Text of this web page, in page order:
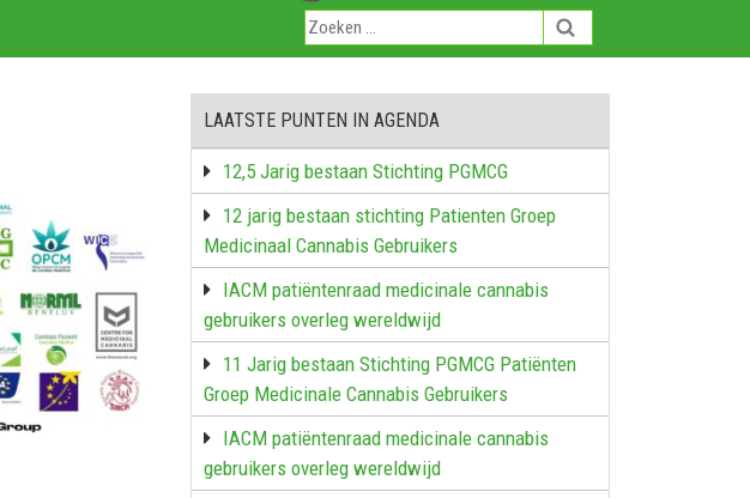
LAATSTE PUNTEN IN AGENDA
12,5 Jarig bestaan Stichting PGMCG
12 jarig bestaan stichting Patienten Groep
Medicinaal Cannabis Gebruikers
IACM patiëntenraad medicinale cannabis
gebruikers overleg wereldwijd
11 Jarig bestaan Stichting PGMCG Patiënten
Groep Medicinale Cannabis Gebruikers
IACM patiëntenraad medicinale cannabis
gebruikers overleg wereldwijd